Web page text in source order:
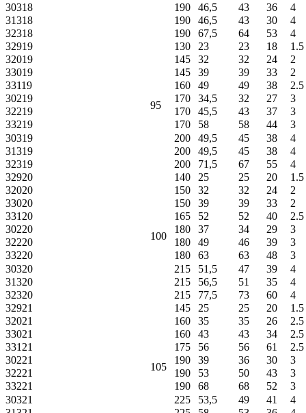
30318
190 46,5 43 36
4
31318
190 46,5 43 30
4
32318
190 67,5 64 53
4
32919
95
130 23 23 18
1.5
32019
145 32 32 24
2
33019
145 39 39 33
2
33119
160 49 49 38
2.5
30219
170 34,5 32 27
3
32219
170 45,5 43 37
3
33219
170 58 58 44
3
30319
200 49,5 45 38
4
31319
200 49,5 45 38
4
32319
200 71,5 67 55
4
32920
100
140 25 25 20
1.5
32020
150 32 32 24
2
33020
150 39 39 33
2
33120
165 52 52 40
2.5
30220
180 37 34 29
3
32220
180 49 46 39
3
33220
180 63 63 48
3
30320
215 51,5 47 39
4
31320
215 56,5 51 35
4
32320
215 77,5 73 60
4
32921
105
145 25 25 20
1.5
32021
160 35 35 26
2.5
33021
160 43 43 34
2.5
33121
175 56 56 61
2.5
30221
190 39 36 30
3
32221
190 53 50 43
3
33221
190 68 68 52
3
30321
225 53,5 49 41
4